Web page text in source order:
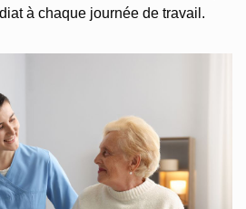
à chaque journée de travail.